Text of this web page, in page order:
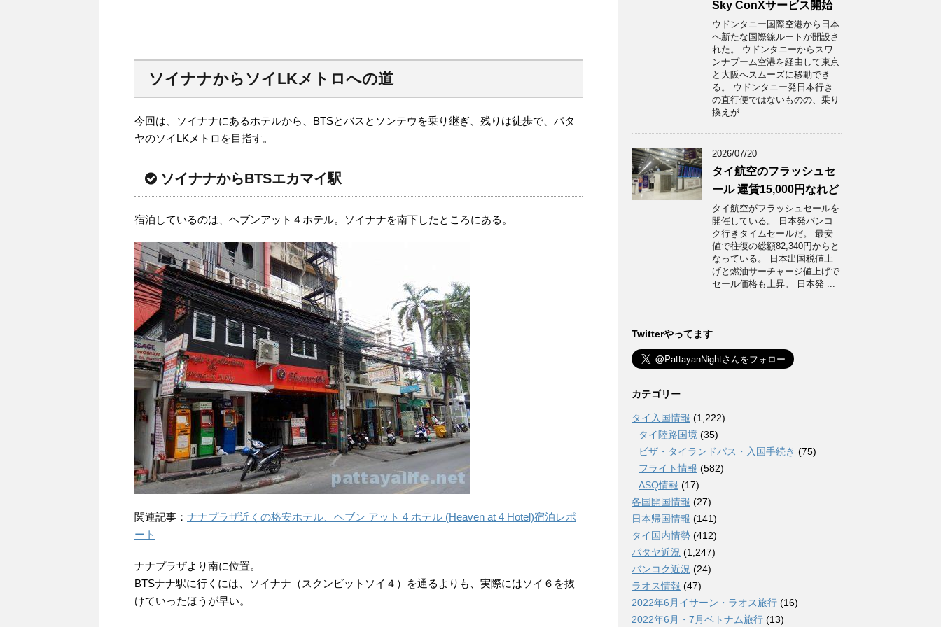
ソイナナからソイLKメトロへの道
今回は、ソイナナにあるホテルから、BTSとバスとソンテウを乗り継ぎ、残りは徒歩で、パタ
ヤのソイLKメトロを目指す。
ソイナナからBTSエカマイ駅
宿泊しているのは、ヘブンアット４ホテル。ソイナナを南下したところにある。
関連記事： ナナプラザ近くの格安ホテル、ヘブン アット 4 ホテル (Heaven at 4 Hotel)宿泊レポ
ート
ナナプラザより南に位置。
BTSナナ駅に行くには、ソイナナ（スクンビットソイ４）を通るよりも、実際にはソイ６を抜
けていったほうが早い。
Sky ConXサービス開始
ウドンタニー国際空港から日本
へ新たな国際線ルートが開設さ
れた。 ウドンタニーからスワ
ンナプーム空港を経由して東京
と大阪へスムーズに移動でき
る。 ウドンタニー発日本行き
の直行便ではないものの、乗り
換えが ...
2026/07/20
タイ航空のフラッシュセ
ール 運賃15,000円なれど
タイ航空がフラッシュセールを
開催している。 日本発バンコ
ク行きタイムセールだ。 最安
値で往復の総額82,340円からと
なっている。 日本出国税値上
げと燃油サーチャージ値上げで
セール価格も上昇。 日本発 ...
Twitterやってます
カテゴリー
タイ入国情報 (1,222)
タイ陸路国境 (35)
ビザ・タイランドパス・入国手続き (75)
フライト情報 (582)
ASQ情報 (17)
各国開国情報 (27)
日本帰国情報 (141)
タイ国内情勢 (412)
パタヤ近況 (1,247)
バンコク近況 (24)
ラオス情報 (47)
2022年6月イサーン・ラオス旅行 (16)
2022年6月・7月ベトナム旅行 (13)